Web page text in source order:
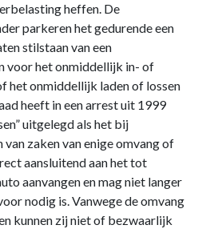
heffen. De
parkeren het gedurende een
stilstaan van een
voor het onmiddellijk in- of
het onmiddellijk laden of lossen
heeft in een arrest uit 1999
uitgelegd als het bij
zaken van enige omvang of
aansluitend aan het tot
aanvangen en mag niet langer
nodig is. Vanwege de omvang
kunnen zij niet of bezwaarlijk